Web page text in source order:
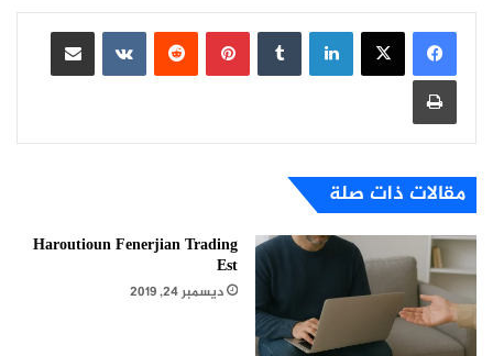
لينكدإن بينتيريست
مشاركة عبر البريد
طباعة
مقالات ذات صلة
Haroutioun Fenerjian Trading
Est
ديسمبر 24, 2019